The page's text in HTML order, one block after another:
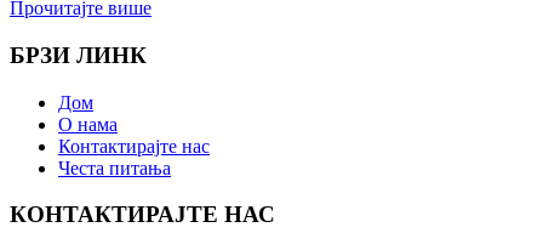
Прочитајте више
БРЗИ ЛИНК
Дом
О нама
Контактирајте нас
Честа питања
КОНТАКТИРАЈТЕ НАС